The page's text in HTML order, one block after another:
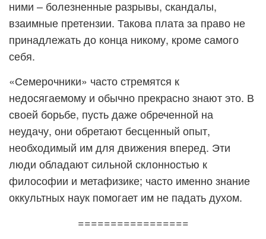
ними – болезненные разрывы, скандалы,
взаимные претензии. Такова плата за право не
принадлежать до конца никому, кроме самого
себя.
«Семерочники» часто стремятся к
недосягаемому и обычно прекрасно знают это. В
своей борьбе, пусть даже обреченной на
неудачу, они обретают бесценный опыт,
необходимый им для движения вперед. Эти
люди обладают сильной склонностью к
философии и метафизике; часто именно знание
оккультных наук помогает им не падать духом.
=================